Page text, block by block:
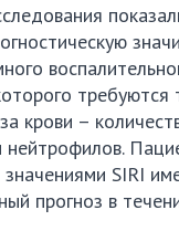
требуются
крови –
SIRI
прогноз в